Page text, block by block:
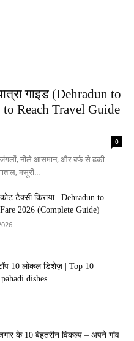
गाइड (Dehradun to
Reach Travel Guide
0
नीले आसमान, और बर्फ से ढकी
मसूरी...
टैक्सी किराया | Dehradun to
2026 (Complete Guide)
10 लोकल डिशेज़ | Top 10
dishes
के 10 बेहतरीन विकल्प – अपने गांव